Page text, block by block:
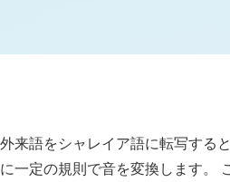
外来語をシャレイア語に転写する
に一定の規則で音を変換します。